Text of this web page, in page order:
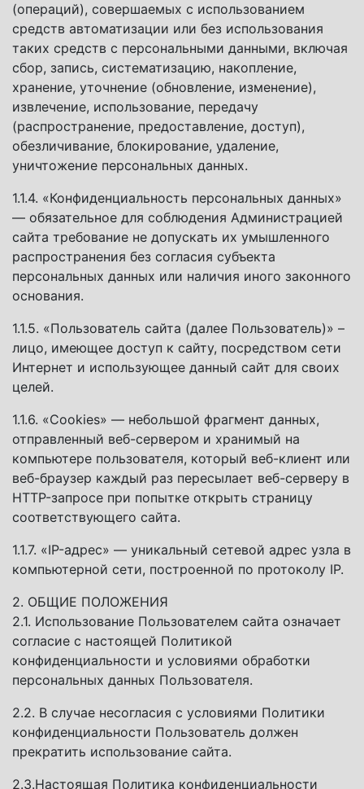
(операций), совершаемых с использованием
средств автоматизации или без использования
таких средств с персональными данными, включая
сбор, запись, систематизацию, накопление,
хранение, уточнение (обновление, изменение),
извлечение, использование, передачу
(распространение, предоставление, доступ),
обезличивание, блокирование, удаление,
уничтожение персональных данных.
1.1.4. «Конфиденциальность персональных данных»
— обязательное для соблюдения Администрацией
сайта требование не допускать их умышленного
распространения без согласия субъекта
персональных данных или наличия иного законного
основания.
1.1.5. «Пользователь сайта (далее Пользователь)» –
лицо, имеющее доступ к сайту, посредством сети
Интернет и использующее данный сайт для своих
целей.
1.1.6. «Cookies» — небольшой фрагмент данных,
отправленный веб-сервером и хранимый на
компьютере пользователя, который веб-клиент или
веб-браузер каждый раз пересылает веб-серверу в
HTTP-запросе при попытке открыть страницу
соответствующего сайта.
1.1.7. «IP-адрес» — уникальный сетевой адрес узла в
компьютерной сети, построенной по протоколу IP.
2. ОБЩИЕ ПОЛОЖЕНИЯ
2.1. Использование Пользователем сайта означает
согласие с настоящей Политикой
конфиденциальности и условиями обработки
персональных данных Пользователя.
2.2. В случае несогласия с условиями Политики
конфиденциальности Пользователь должен
прекратить использование сайта.
2.3.Настоящая Политика конфиденциальности